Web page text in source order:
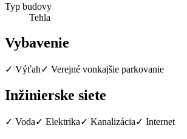
Typ budovy
Tehla
Vybavenie
✓ Výťah✓ Verejné vonkajšie parkovanie
Inžinierske siete
✓ Voda✓ Elektrika✓ Kanalizácia✓ Internet